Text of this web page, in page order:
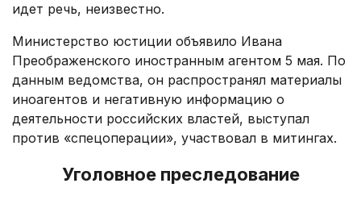
идет речь, неизвестно.
Министерство юстиции объявило Ивана
Преображенского иностранным агентом 5 мая. По
данным ведомства, он распространял материалы
иноагентов и негативную информацию о
деятельности российских властей, выступал
против «спецоперации», участвовал в митингах.
Уголовное преследование